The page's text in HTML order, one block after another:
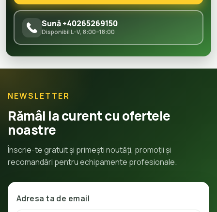
Sună +40265269150
Disponibil L–V, 8:00–18:00
NEWSLETTER
Rămâi la curent cu ofertele
noastre
Înscrie-te gratuit și primești noutăți, promoții și
recomandări pentru echipamente profesionale.
Adresa ta de email